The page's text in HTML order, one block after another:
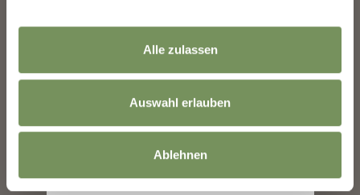
Alle zulassen
Auswahl erlauben
Ablehnen